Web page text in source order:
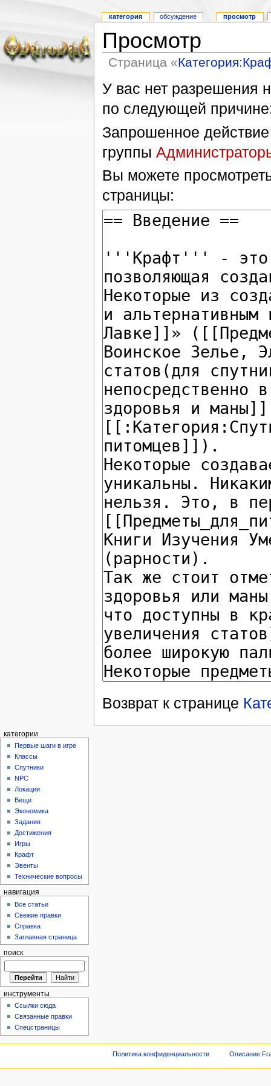
Просмотр
Страница «
У вас нет разрешения
по следующей
Запрошенное действие
группы
Вы можете
страницы:
Возврат к странице
категория обсуждение просмотр
категории
Первые шаги в игре
Классы
Спутники
NPC
Локации
Вещи
Экономика
Задания
Достижения
Игры
Крафт
Эвенты
Технические вопросы
навигация
Все статьи
Свежие правки
Справка
Заглавная страница
поиск
инструменты
Ссылки сюда
Связанные правки
Спецстраницы
Политика конфиденциальности Описание